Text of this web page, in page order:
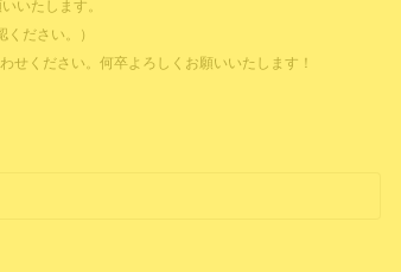
いたします。
ください。）
せください。何卒よろしくお願いいたします！